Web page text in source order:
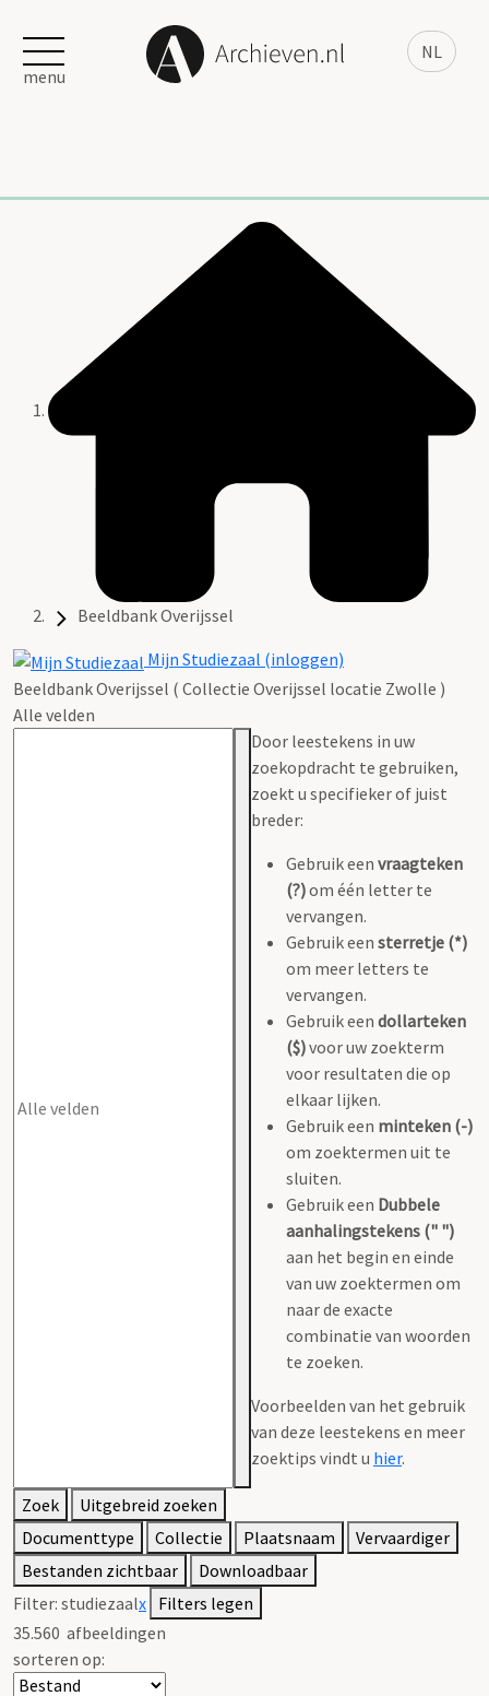
NL
menu
Beeldbank Overijssel
Mijn Studiezaal (inloggen)
Beeldbank Overijssel ( Collectie Overijssel locatie Zwolle )
Alle velden
Door leestekens in uw
zoekopdracht te gebruiken,
zoekt u specifieker of juist
breder:
Gebruik een vraagteken
(?)om één letter te
vervangen.
Gebruik een sterretje (*)
om meer letters te
vervangen.
Gebruik een dollarteken
($)voor uw zoekterm
voor resultaten die op
elkaar lijken.
Gebruik een minteken (-)
om zoektermen uit te
sluiten.
Gebruik een Dubbele
aanhalingstekens (" ")
aan het begin en einde
van uw zoektermen om
naar de exacte
combinatie van woorden
te zoeken.
Voorbeelden van het gebruik
van deze leestekens en meer
zoektips vindt u hier.
Zoek
Uitgebreid zoeken
Documenttype
Collectie Plaatsnaam
Vervaardiger
Bestanden zichtbaar
Downloadbaar
Filter: studiezaalx Filters legen
35.560 afbeeldingen
sorteren op: